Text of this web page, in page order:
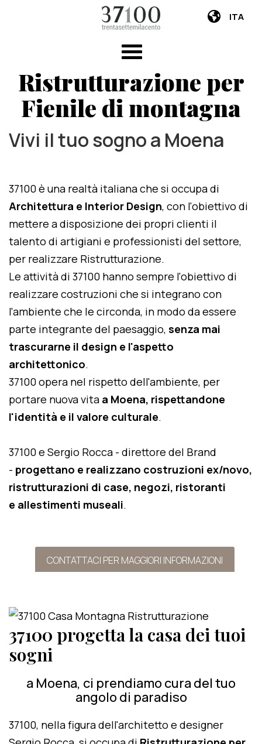
ITA
Ristrutturazione per
Fienile di montagna
Vivi il tuo sogno a Moena
37100 è una realtà italiana che si occupa di
Architettura e Interior Design, con l'obiettivo di
mettere a disposizione dei propri clienti il
talento di artigiani e professionisti del settore,
per realizzare Ristrutturazione.
Le attività di 37100 hanno sempre l'obiettivo di
realizzare costruzioni che si integrano con
l'ambiente che le circonda, in modo da essere
parte integrante del paesaggio, senza mai
trascurarne il design e l'aspetto
architettonico.
37100 opera nel rispetto dell'ambiente, per
portare nuova vita a Moena, rispettandone
l'identità e il valore culturale.
37100 e Sergio Rocca - direttore del Brand
- progettano e realizzano costruzioni ex/novo,
ristrutturazioni di case, negozi, ristoranti
e allestimenti museali.
CONTATTACI PER MAGGIORI INFORMAZIONI
37100 progetta la casa dei tuoi
sogni
a Moena, ci prendiamo cura del tuo
angolo di paradiso
37100, nella figura dell'architetto e designer